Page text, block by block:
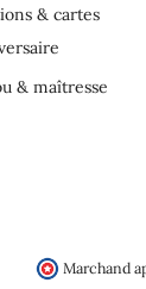
& cartes
& maîtresse
Marchand